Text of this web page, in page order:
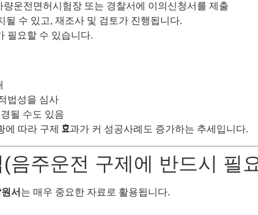
운전면허시험장 또는 경찰서에 이의신청서를 제출
될 수 있고, 재조사 및 검토가 진행됩니다.
필요할 수 있습니다.
법성을 심사
될 수도 있음
따라 구제 효과가 커 성공사례도 증가하는 추세입니다.
음주운전 구제에 반드시 필
서 는 매우 중요한 자료로 활용됩니다.